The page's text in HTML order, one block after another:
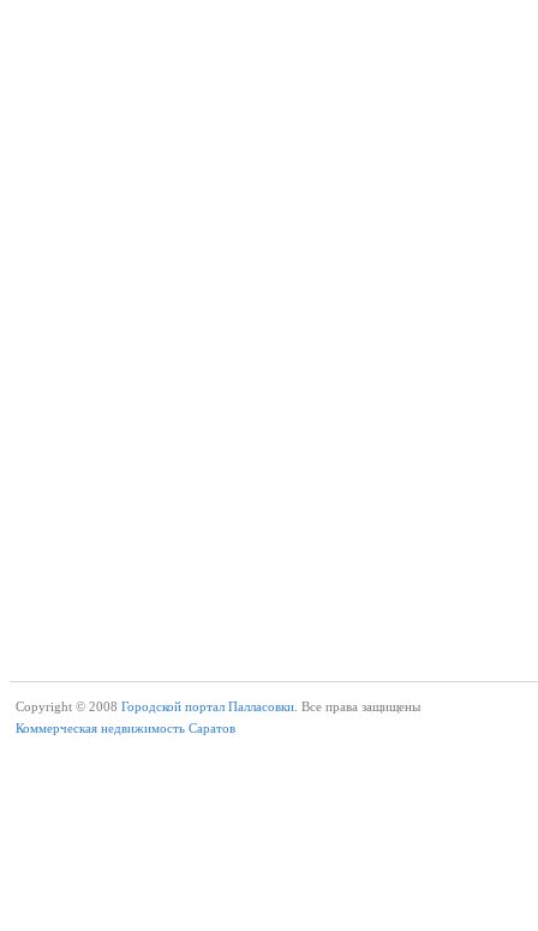
Copyright © 2008 Городской портал Палласовки. Все права защищены
Коммерческая недвижимость Саратов